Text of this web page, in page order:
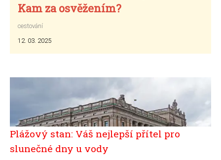
Kam za osvěžením?
cestování
12. 03. 2025
Plážový stan: Váš nejlepší přítel pro
slunečné dny u vody